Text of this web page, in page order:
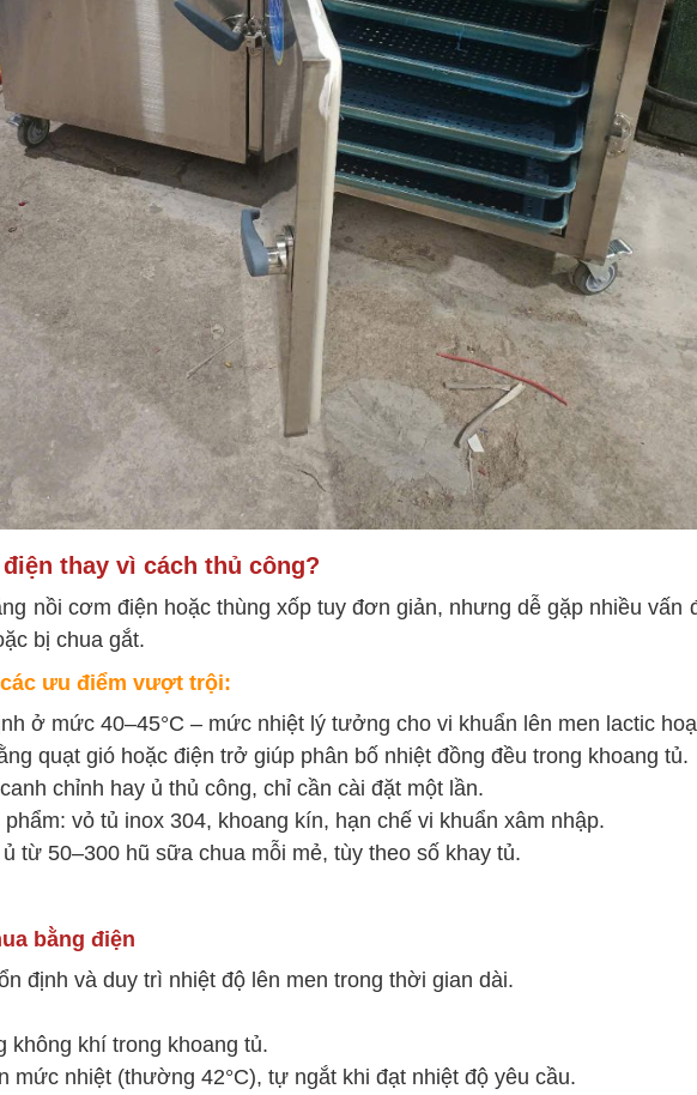
thay vì cách thủ công?
nồi cơm điện hoặc thùng xốp tuy đơn giản, nhưng dễ gặp nhiều vấn
bị chua gắt.
ưu điểm vượt trội:
ở mức 40–45°C – mức nhiệt lý tưởng cho vi khuẩn lên men lactic
quạt gió hoặc điện trở giúp phân bố nhiệt đồng đều trong khoang tủ.
chỉnh hay ủ thủ công, chỉ cần cài đặt một lần.
vỏ tủ inox 304, khoang kín, hạn chế vi khuẩn xâm nhập.
từ 50–300 hũ sữa chua mỗi mẻ, tùy theo số khay tủ.
bằng điện
định và duy trì nhiệt độ lên men trong thời gian dài.
không khí trong khoang tủ.
mức nhiệt (thường 42°C), tự ngắt khi đạt nhiệt độ yêu cầu.